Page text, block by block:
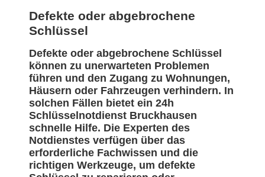
Defekte oder abgebrochene
Schlüssel
Defekte oder abgebrochene Schlüssel
können zu unerwarteten Problemen
führen und den Zugang zu Wohnungen,
Häusern oder Fahrzeugen verhindern. In
solchen Fällen bietet ein 24h
Schlüsselnotdienst Bruckhausen
schnelle Hilfe. Die Experten des
Notdienstes verfügen über das
erforderliche Fachwissen und die
richtigen Werkzeuge, um defekte